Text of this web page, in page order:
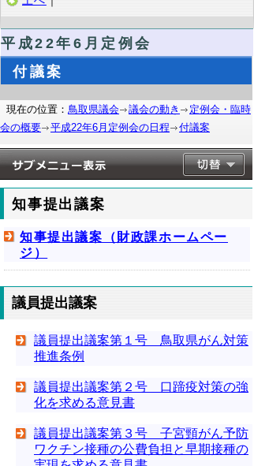
平成22年6月定例会
付議案
現在の位置： 鳥取県議会 議会の動き
定例会・臨時
会の概要
平成22年6月定例会の日程 付議案
知事提出議案
知事提出議案（財政課ホームペー
ジ）
議員提出議案
議員提出議案第１号 鳥取県がん対策
推進条例
議員提出議案第２号 口蹄疫対策の強
化を求める意見書
議員提出議案第３号 子宮頸がん予防
ワクチン接種の公費負担と早期接種の